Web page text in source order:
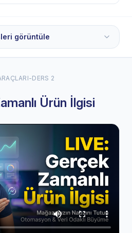
görüntüle
-DERS 2
Ürün İlgisi